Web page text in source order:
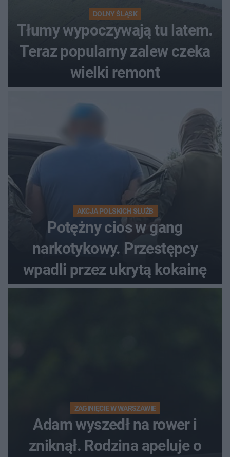
DOLNY ŚLĄSK
Tłumy wypoczywają tu latem.
Teraz popularny zalew czeka
wielki remont
AKCJA POLSKICH SŁUŻB
Potężny cios w gang
narkotykowy. Przestępcy
wpadli przez ukrytą kokainę
ZAGINIĘCIE W WARSZAWIE
Adam wyszedł na rower i
zniknął. Rodzina apeluje o